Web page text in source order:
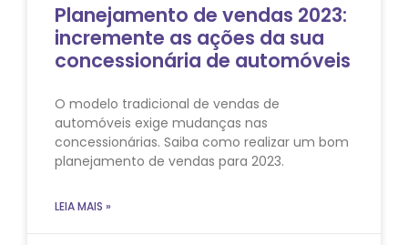
Planejamento de vendas 2023:
incremente as ações da sua
concessionária de automóveis
O modelo tradicional de vendas de
automóveis exige mudanças nas
concessionárias. Saiba como realizar um bom
planejamento de vendas para 2023.
LEIA MAIS »